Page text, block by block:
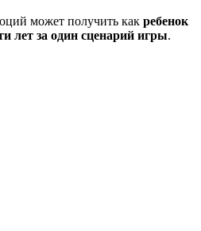
может получить как ребенок
лет за один сценарий игры.